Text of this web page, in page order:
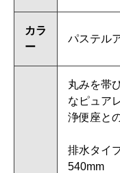
カラ
ー
パステル
丸みを帯
なピュア
浄便座と
排水タイ
540mm